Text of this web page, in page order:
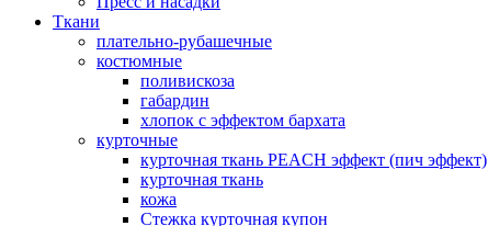
Ткани
плательно-рубашечные
костюмные
поливискоза
габардин
хлопок с эффектом бархата
курточные
курточная ткань PEACH эффект (пич эффект)
курточная ткань
кожа
Стежка курточная купон